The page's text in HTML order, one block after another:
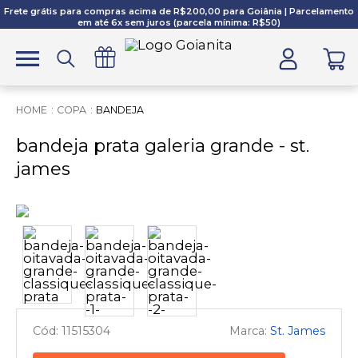
Frete grátis para compras acima de R$200,00 para Goiânia | Parcelamento
em até 6x sem juros (parcela mínima: R$50)
COPA BANDEJA
bandeja prata galeria grande - st.
james
11515304 St. James